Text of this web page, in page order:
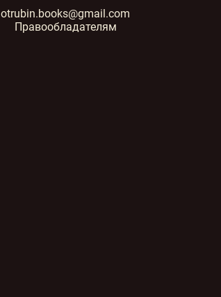
otrubin.books@gmail.com
Правообладателям